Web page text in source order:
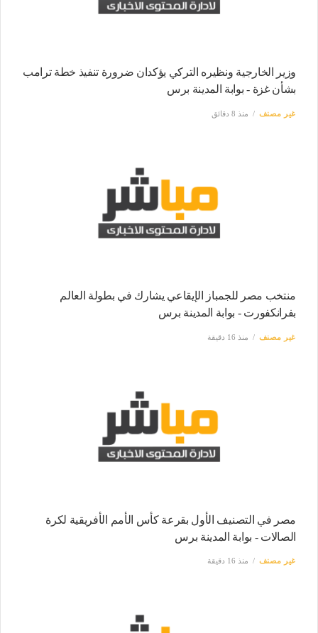
وزير الخارجية ونظيره التركي يؤكدان ضرورة تنفيذ خطة ترامب
بشأن غزة - بوابة المدينة برس
غير مصنف منذ 8 دقائق
منتخب مصر للجمباز الإيقاعي يشارك في بطولة العالم
بفرانكفورت - بوابة المدينة برس
غير مصنف منذ 16 دقيقة
مصر في التصنيف الأول بقرعة كأس الأمم الأفريقية لكرة
الصالات - بوابة المدينة برس
غير مصنف منذ 16 دقيقة